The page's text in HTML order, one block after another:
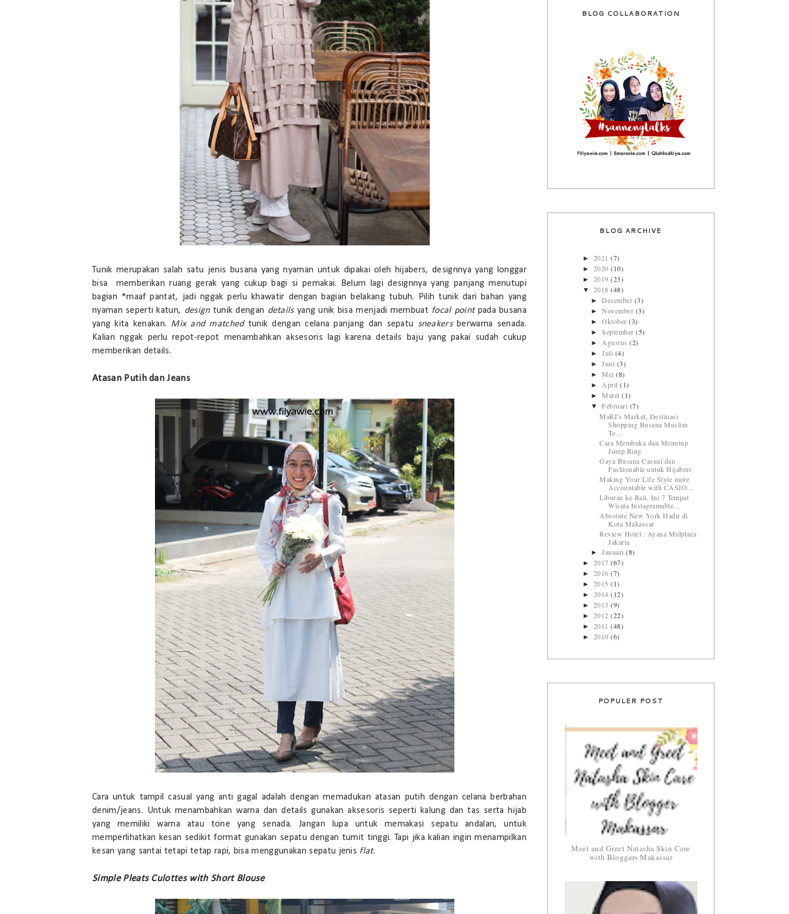
Tunik merupakan salah satu jenis busana yang nyaman untuk dipakai oleh hijabers, designnya yang longgar
bisa memberikan ruang gerak yang cukup bagi si pemakai. Belum lagi designnya yang panjang menutupi
bagian *maaf pantat, jadi nggak perlu khawatir dengan bagian belakang tubuh. Pilih tunik dari bahan yang
nyaman seperti katun, design tunik dengan details yang unik bisa menjadi membuat focal pointpada busana
yang kita kenakan. Mix and matchedtunik dengan celana panjang dan sepatu sneakers berwarna senada.
Kalian nggak perlu repot-repot menambahkan aksesoris lagi karena details baju yang pakai sudah cukup
memberikan details.
Atasan Putih dan Jeans
Cara untuk tampil casual yang anti gagal adalah dengan memadukan atasan putih dengan celana berbahan
denim/jeans. Untuk menambahkan warna dan details gunakan aksesoris seperti kalung dan tas serta hijab
yang memiliki warna atau tone yang senada. Jangan lupa untuk memakasi sepatu andalan, untuk
memperlihatkan kesan sedikit format gunakan sepatu dengan tumit tinggi. Tapi jika kalian ingin menampilkan
kesan yang santai tetapi tetap rapi, bisa menggunakan sepatu jenis flat.
Simple Pleats Culottes with Short Blouse
BLOG COLLABORATION
BLOG ARCHIVE
► 2021(7)
► 2020(10)
► 2019(23)
▼ 2018(48)
►Desember (3)
►November (3)
►Oktober(3)
►September(5)
►Agustus(2)
►Juli (4)
►Juni (3)
►Mei(8)
►April(1)
►Maret(1)
▼Februari (7)
MaRI's Market, Destinasi
Shopping Busana Muslim
Te...
Cara Membuka dan Menutup
Jump Ring
Gaya Busana Casual dan
Fashionable untuk Hijabers
Making Your Life Style more
Accountable with CASIO...
Liburan ke Bali, Ini 7 Tempat
Wisata Instagramable...
Absolute New York Hadir di
Kota Makassar
Review Hotel : Ayana Midplaza
Jakarta
►Januari(8)
► 2017(67)
► 2016(7)
► 2015(1)
► 2014(12)
► 2013(9)
► 2012(22)
► 2011(48)
► 2010(6)
POPULER POST
Meet and Greet Natasha Skin Care
with Bloggers Makassar